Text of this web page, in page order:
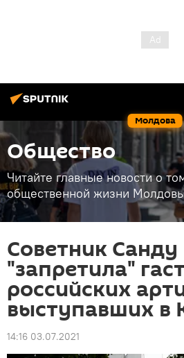
Молдова
Общество
Читайте главные новости о
общественной жизни
Советник Санду
"запретила"
российских
выступавших в
14:16 03.07.2021